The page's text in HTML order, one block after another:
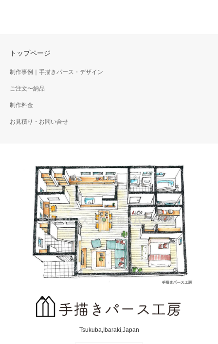
トップページ
制作事例｜手描きパース・デザイン
ご注文〜納品
制作料金
お見積り・お問い合せ
Tsukuba,Ibaraki,Japan